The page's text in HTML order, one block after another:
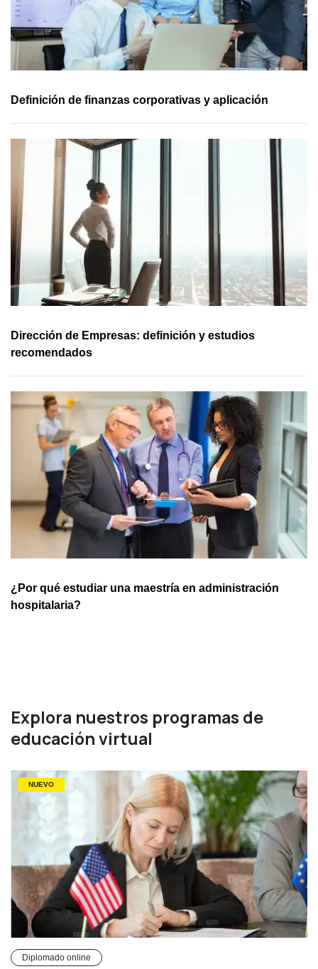
Definición de finanzas corporativas y aplicación
Dirección de Empresas: definición y estudios
recomendados
¿Por qué estudiar una maestría en administración
hospitalaria?
Explora nuestros programas de
educación virtual
NUEVO
Diplomado online